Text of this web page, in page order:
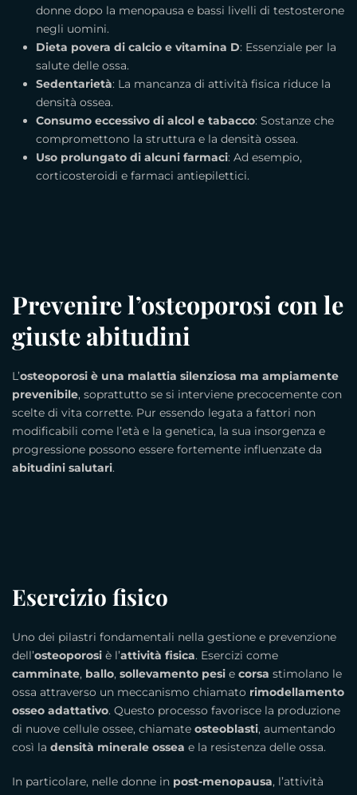
donne dopo la menopausa e bassi livelli di testosterone
negli uomini.
Dieta povera di calcio e vitamina D: Essenziale per la
salute delle ossa.
Sedentarietà: La mancanza di attività fisica riduce la
densità ossea.
Consumo eccessivo di alcol e tabacco: Sostanze che
compromettono la struttura e la densità ossea.
Uso prolungato di alcuni farmaci: Ad esempio,
corticosteroidi e farmaci antiepilettici.
Prevenire l’osteoporosi con le
giuste abitudini
L’osteoporosi è una malattia silenziosa ma ampiamente
prevenibile, soprattutto se si interviene precocemente con
scelte di vita corrette. Pur essendo legata a fattori non
modificabili come l’età e la genetica, la sua insorgenza e
progressione possono essere fortemente influenzate da
abitudini salutari.
Esercizio fisico
Uno dei pilastri fondamentali nella gestione e prevenzione
dell’osteoporosi è l’attività fisica. Esercizi come
camminate, ballo, sollevamento pesi e corsa stimolano le
ossa attraverso un meccanismo chiamato rimodellamento
osseo adattativo. Questo processo favorisce la produzione
di nuove cellule ossee, chiamate osteoblasti, aumentando
così la densità minerale ossea e la resistenza delle ossa.
In particolare, nelle donne in post-menopausa, l’attività